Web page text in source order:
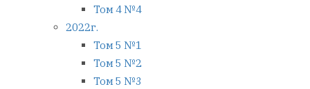
Том 4 №4
2022г.
Том 5 №1
Том 5 №2
Том 5 №3